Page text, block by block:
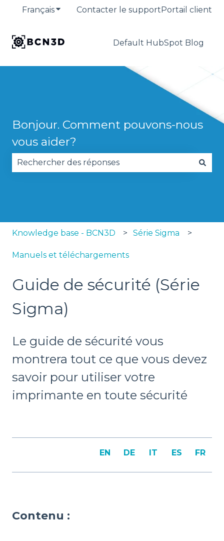
FrançaisAfficher le sous-menu pour les
Contacter le supportPortail client
Default HubSpot Blog
Bonjour. Comment pouvons-nous
vous aider?
Knowledge base - BCN3D Série Sigma
Manuels et téléchargements
Guide de sécurité (Série
Sigma)
Le guide de sécurité vous
montrera tout ce que vous devez
savoir pour utiliser votre
imprimante en toute sécurité
EN DE IT ES FR
Contenu :